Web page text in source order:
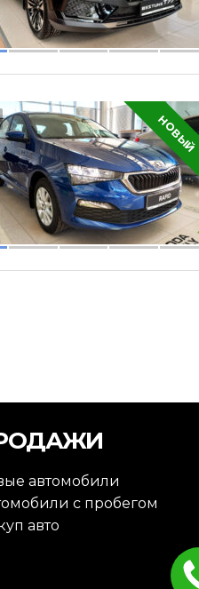
НОВЫЙ
автомобили
с пробегом
авто